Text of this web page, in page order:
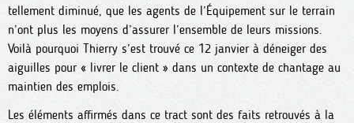
tellement diminué, que les agents de l’Équipement sur le terrain
n’ont plus les moyens d’assurer l’ensemble de leurs missions.
Voilà pourquoi Thierry s’est trouvé ce 12 janvier à déneiger des
aiguilles pour « livrer le client » dans un contexte de chantage au
maintien des emplois.
Les éléments affirmés dans ce tract sont des faits retrouvés à la